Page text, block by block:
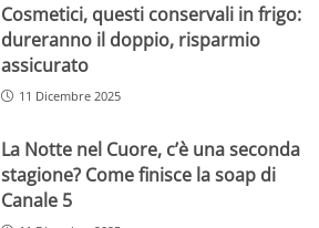
Cosmetici, questi conservali in frigo:
dureranno il doppio, risparmio
assicurato
11 Dicembre 2025
La Notte nel Cuore, c’è una seconda
stagione? Come finisce la soap di
Canale 5